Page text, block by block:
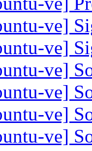
ve]
ve]
ve]
ve]
ve]
ve]